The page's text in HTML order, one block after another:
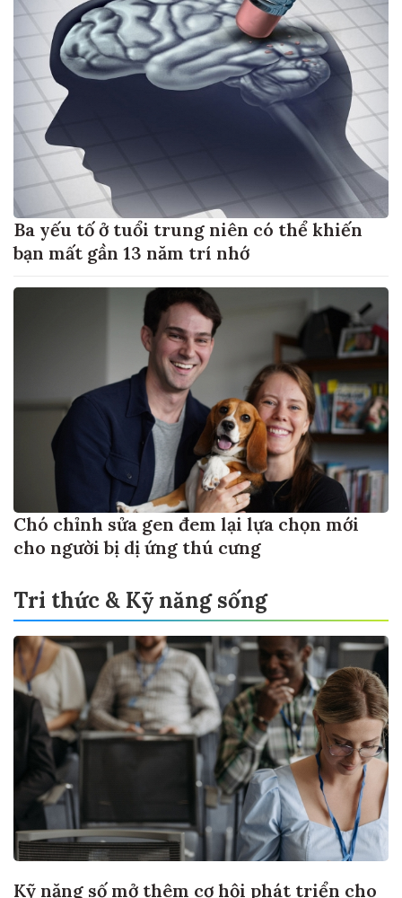
Ba yếu tố ở tuổi trung niên có thể khiến
bạn mất gần 13 năm trí nhớ
Chó chỉnh sửa gen đem lại lựa chọn mới
cho người bị dị ứng thú cưng
Tri thức & Kỹ năng sống
Kỹ năng số mở thêm cơ hội phát triển cho